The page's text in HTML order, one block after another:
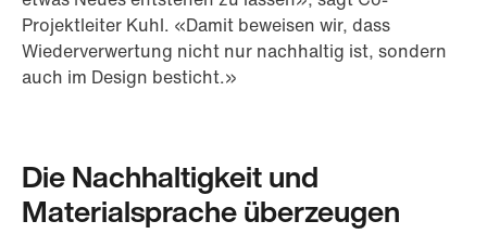
Projektleiter Kuhl. «Damit beweisen wir, dass
Wiederverwertung nicht nur nachhaltig ist, sondern
auch im Design besticht.»
Die Nachhaltigkeit und
Materialsprache überzeugen